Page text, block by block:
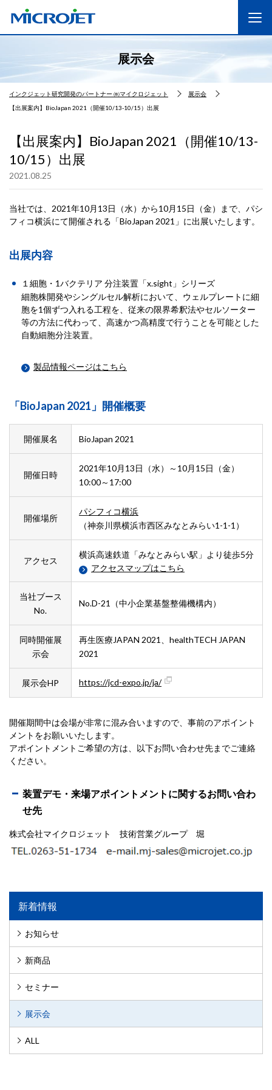
展示会
インクジェット研究開発のパートナー ㈱マイクロジェット
展示会
【出展案内】BioJapan 2021（開催10/13-10/15）出展
【出展案内】BioJapan 2021（開催10/13-
10/15）出展
2021.08.25
当社では、2021年10月13日（水）から10月15日（金）まで、パシ
フィコ横浜にて開催される「BioJapan 2021」に出展いたします。
出展内容
１細胞・1バクテリア 分注装置「x.sight」シリーズ
細胞株開発やシングルセル解析において、ウェルプレートに細
胞を1個ずつ入れる工程を、従来の限界希釈法やセルソーター
等の方法に代わって、高速かつ高精度で行うことを可能とした
自動細胞分注装置。
製品情報ページはこちら
「BioJapan 2021」開催概要
開催展名 BioJapan 2021
開催日時
2021年10月13日（水）～10月15日（金）
10:00～17:00
開催場所
パシフィコ横浜
（神奈川県横浜市西区みなとみらい1-1-1）
アクセス
横浜高速鉄道「みなとみらい駅」より徒歩5分
アクセスマップはこちら
当社ブース
No.
No.D-21（中小企業基盤整備機構内）
同時開催展
示会
再生医療JAPAN 2021、healthTECH JAPAN
2021
展示会HP https://jcd-expo.jp/ja/
開催期間中は会場が非常に混み合いますので、事前のアポイント
メントをお願いいたします。
アポイントメントご希望の方は、以下お問い合わせ先までご連絡
ください。
装置デモ・来場アポイントメントに関するお問い合わ
せ先
株式会社マイクロジェット 技術営業グループ 堀
新着情報
お知らせ
新商品
セミナー
展示会
ALL